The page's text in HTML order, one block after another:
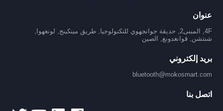
عنوان
4F, المبنى2, حديقة جوانجهوي للتكنولوجيا, طريق مينكينج, لونغهوا,
شنتشن, قوانغدونغ, الصين
بريد إلكتروني
bluetooth@mokosmart.com
اتصل بنا